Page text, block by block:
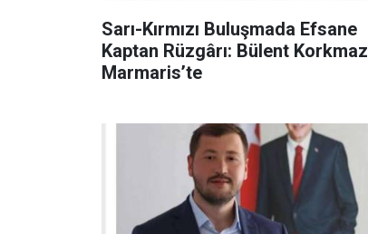
Sarı-Kırmızı Buluşmada Efsane
Kaptan Rüzgârı: Bülent Korkmaz
Marmaris’te